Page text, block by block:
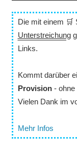
Die mit einem 🛒
Unterstreichung
Links.
Kommt darüber
Provision- ohne
Vielen Dank im
Mehr Infos